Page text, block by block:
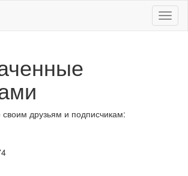
своим друзьям и подписчикам: